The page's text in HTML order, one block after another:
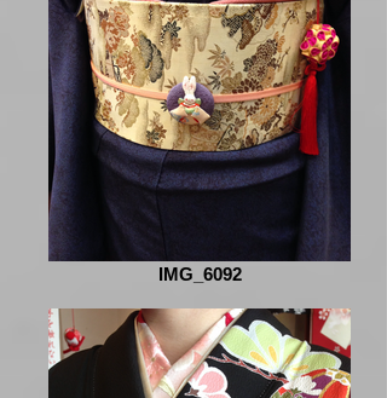
IMG_6092